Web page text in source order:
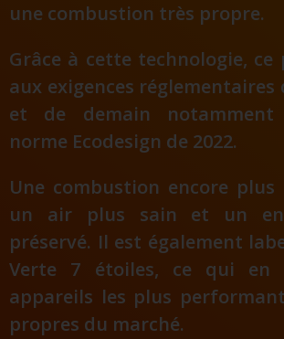
une combustion très propre.
Grâce à cette technologie, ce
aux exigences réglementaires
et de demain
norme Ecodesign de 2022.
Une combustion encore
un air plus sain et un
préservé. Il est également
Verte 7 étoiles, ce qui
appareils les plus
propres du marché.